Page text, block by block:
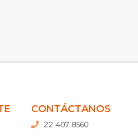
CONTÁCTANOS
22 407 8560